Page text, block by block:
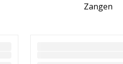
Zangen